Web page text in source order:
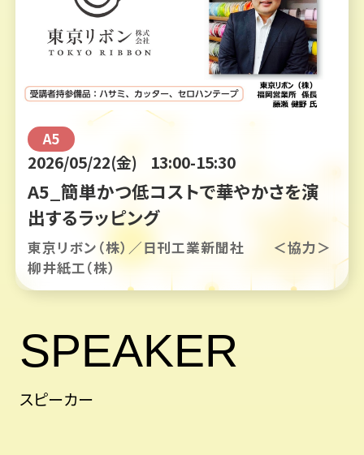
A5
2026/05/22(金) 13:00-15:30
A5_簡単かつ低コストで華やかさを演
出するラッピング
東京リボン（株）／日刊工業新聞社 ＜協力＞
柳井紙工（株）
SPEAKER
スピーカー